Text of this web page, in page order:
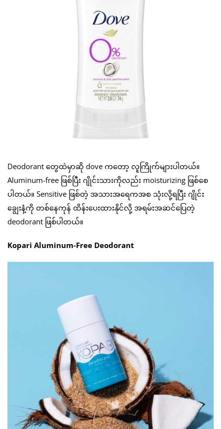
Deodorant တွေထဲမှာဆို dove ကတော့ လူကြိုက်များပါတယ်။
Aluminum-free ဖြစ်ပြီး ဂျိုင်းသားကိုလည်း moisturizing ဖြစ်စေ
ပါတယ်။ Sensitive ဖြစ်တဲ့ အသားအရေကအစ သုံးလို့ရပြီး ဂျိုင်း
ချွေးနံ့ကို တစ်နေကုန် ထိန်းပေးထားနိုင်လို့ အရမ်းအဆင်ပြေတဲ့
deodorant ဖြစ်ပါတယ်။
Kopari Aluminum-Free Deodorant